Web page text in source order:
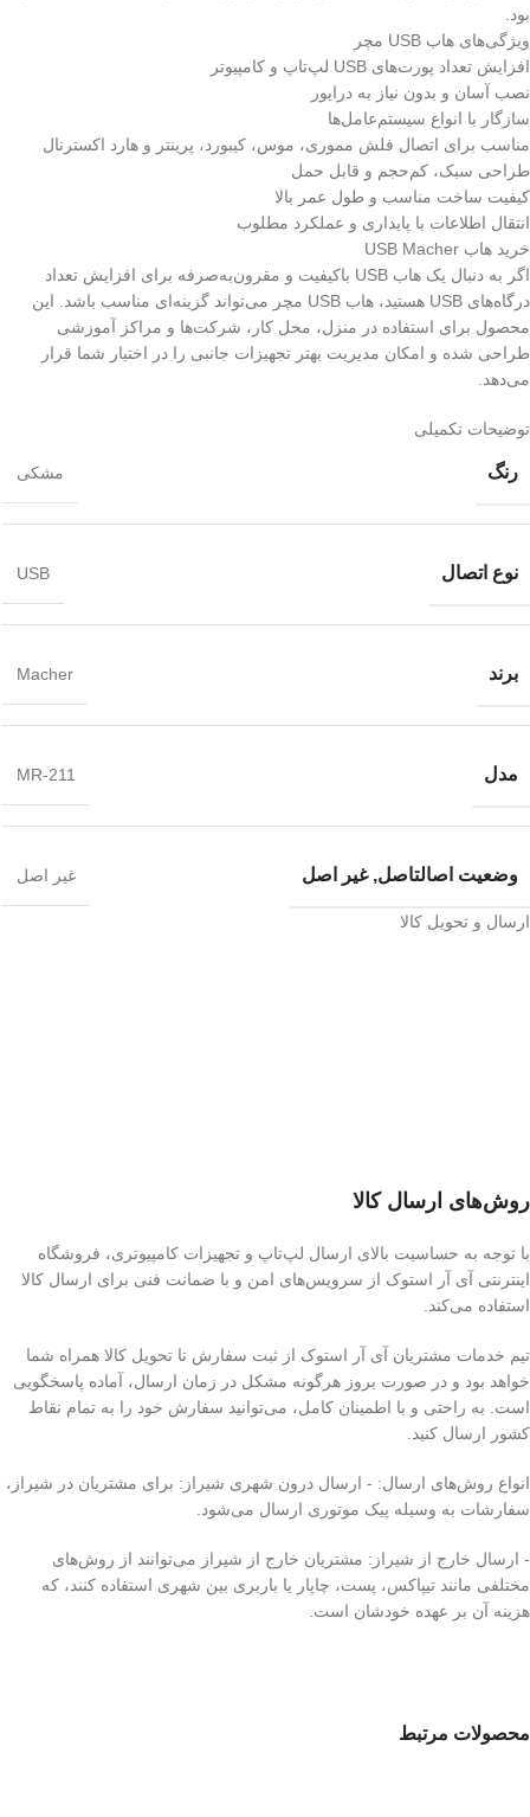
بود.
ویژگی‌های هاب USB مچر
افزایش تعداد پورت‌های USB لپ‌تاپ و کامپیوتر
نصب آسان و بدون نیاز به درایور
سازگار با انواع سیستم‌عامل‌ها
مناسب برای اتصال فلش مموری، موس، کیبورد، پرینتر و هارد اکسترنال
طراحی سبک، کم‌حجم و قابل حمل
کیفیت ساخت مناسب و طول عمر بالا
انتقال اطلاعات با پایداری و عملکرد مطلوب
خرید هاب USB Macher
اگر به دنبال یک هاب USB باکیفیت و مقرون‌به‌صرفه برای افزایش تعداد
درگاه‌های USB هستید، هاب USB مچر می‌تواند گزینه‌ای مناسب باشد. این
محصول برای استفاده در منزل، محل کار، شرکت‌ها و مراکز آموزشی
طراحی شده و امکان مدیریت بهتر تجهیزات جانبی را در اختیار شما قرار
می‌دهد.
توضیحات تکمیلی
رنگ مشکی
نوع اتصال USB
برند Macher
مدل MR-211
وضعیت اصالتاصل, غیر اصل غیر اصل
ارسال و تحویل کالا
روش‌های ارسال کالا
با توجه به حساسیت بالای ارسال لپ‌تاپ و تجهیزات کامپیوتری، فروشگاه
اینترنتی آی آر استوک از سرویس‌های امن و با ضمانت فنی برای ارسال کالا
استفاده می‌کند.
تیم خدمات مشتریان آی آر استوک از ثبت سفارش تا تحویل کالا همراه شما
خواهد بود و در صورت بروز هرگونه مشکل در زمان ارسال، آماده پاسخگویی
است. به راحتی و با اطمینان کامل، می‌توانید سفارش خود را به تمام نقاط
کشور ارسال کنید.
انواع روش‌های ارسال: - ارسال درون شهری شیراز: برای مشتریان در شیراز،
سفارشات به وسیله پیک موتوری ارسال می‌شود.
- ارسال خارج از شیراز: مشتریان خارج از شیراز می‌توانند از روش‌های
مختلفی مانند تیپاکس، پست، چاپار یا باربری بین شهری استفاده کنند، که
هزینه آن بر عهده خودشان است.
محصولات مرتبط